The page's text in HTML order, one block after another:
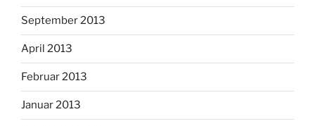
September 2013
April 2013
Februar 2013
Januar 2013